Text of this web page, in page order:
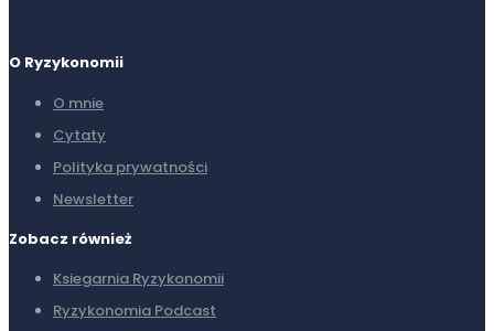
O Ryzykonomii
O mnie
Cytaty
Polityka prywatności
Newsletter
Zobacz również
Ksiegarnia Ryzykonomii
Ryzykonomia Podcast